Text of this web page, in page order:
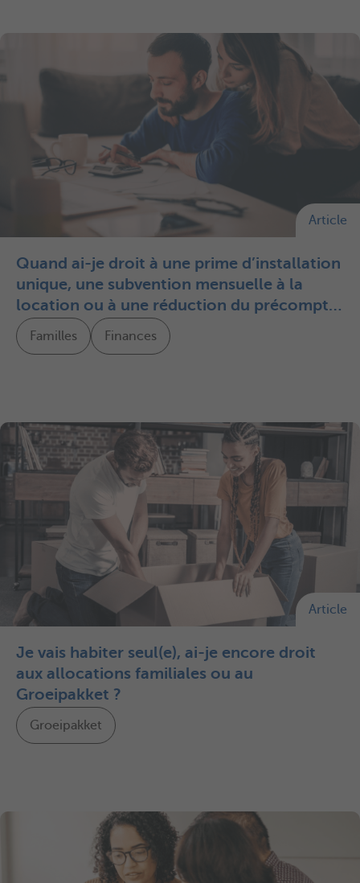
Article
Quand ai-je droit à une prime d’installation
unique, une subvention mensuelle à la
location ou à une réduction du précompte
immobilier ?
Familles Finances
Article
Je vais habiter seul(e), ai-je encore droit
aux allocations familiales ou au
Groeipakket ?
Groeipakket